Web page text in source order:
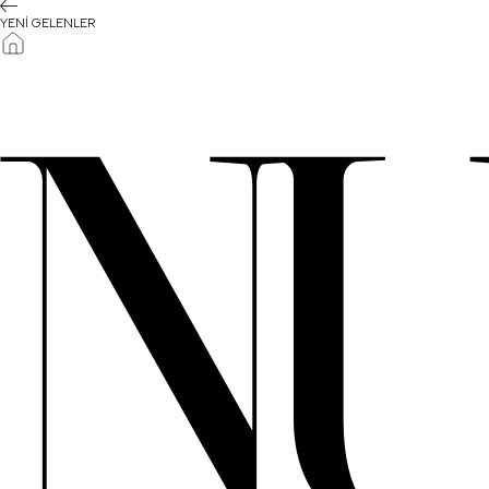
YENİ GELENLER